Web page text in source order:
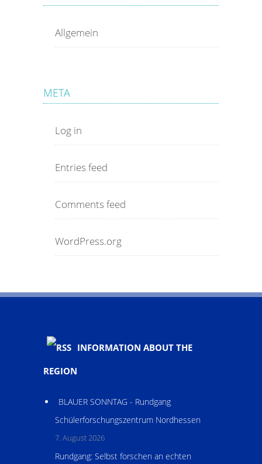
Allgemein
META
Log in
Entries feed
Comments feed
WordPress.org
INFORMATION ABOUT THE
REGION
BLAUER SONNTAG - Rundgang
Schülerforschungszentrum Nordhessen
7. August 2026
Rundgang: Selbst forschen an echten